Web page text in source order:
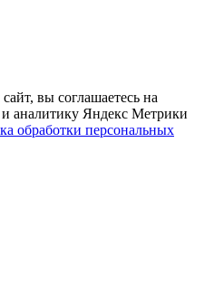
вы соглашаетесь на
и аналитику Яндекс Метрики
обработки персональных